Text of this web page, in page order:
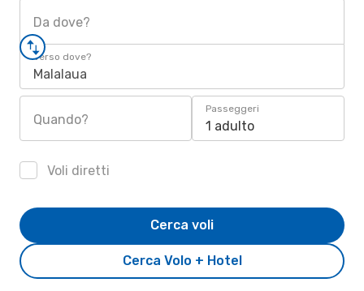
Da dove?
Verso dove?
Malalaua
Quando?
Passeggeri
1 adulto
Voli diretti
Cerca Volo + Hotel
Cerca voli